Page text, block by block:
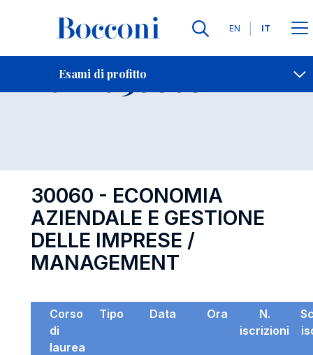
Lingue
EN IT
Esami di profitto
Contatti
Esame 30060 Open
30060 - ECONOMIA
AZIENDALE E GESTIONE
DELLE IMPRESE /
MANAGEMENT
Corso
di
laurea
Tipo Data Ora
N.
iscrizioni